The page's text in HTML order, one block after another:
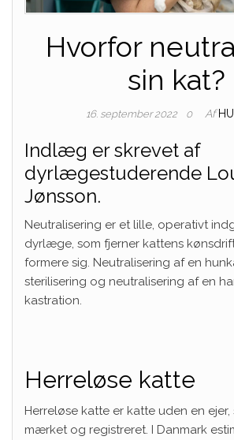
Hvorfor
sin kat?
16. september 2022 0 Af
Indlæg er skrevet af
dyrlægestuderende
Jønsson.
Neutralisering er et lille, operativt
dyrlæge, som fjerner kattens
formere sig. Neutralisering af en
sterilisering og neutralisering af en
kastration.
Herreløse katte
Herreløse katte er katte uden en ejer,
mærket og registreret. I Danmark